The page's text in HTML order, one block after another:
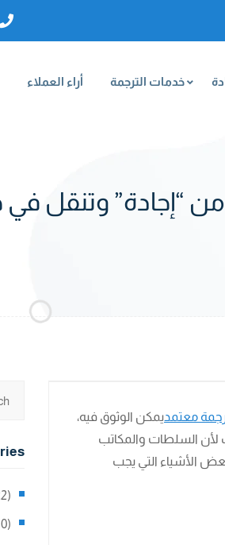
خدمات الترجمة أراء العملاء
وتنقل في
معتمديمكن الوثوق فيه،
لأن السلطات والمكاتب
الأشياء التي يجب
(22)
(180)